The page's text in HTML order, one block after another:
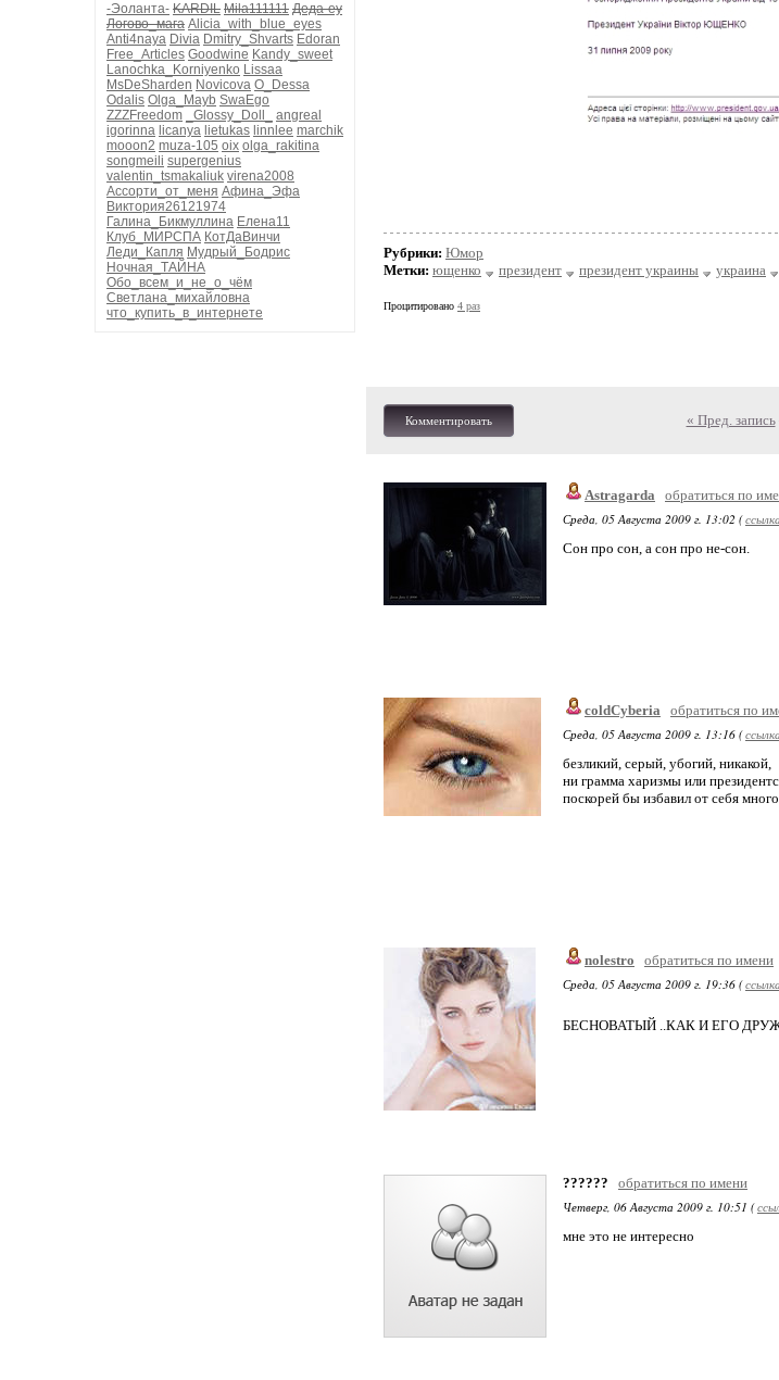
-Эоланта- KARDIL Mila111111 Деда-еу
Логово_мага Alicia_with_blue_eyes
Anti4naya Divia Dmitry_Shvarts Edoran
Free_Articles Goodwine Kandy_sweet
Lanochka_Korniyenko Lissaa
MsDeSharden Novicova O_Dessa
Odalis Olga_Mayb SwaEgo
ZZZFreedom
_Glossy_Doll_
angreal
igorinna licanya lietukas linnlee marchik
mooon2 muza-105 oix olga_rakitina
songmeili supergenius
valentin_tsmakaliuk virena2008
Ассорти_от_меня Афина_Эфа
Виктория26121974
Галина_Бикмуллина Елена11
Клуб_МИРСПА КотДаВинчи
Леди_Капля Мудрый_Бодрис
Ночная_ТАЙНА
Обо_всем_и_не_о_чём
Светлана_михайловна
что_купить_в_интернете
Рубрики: Юмор
Метки: ющенко президент президент украины украина
Процитировано 4 раз
Комментировать « Пред. запись
Astragarda
обратиться по
Среда, 05 Августа 2009 г. 13:02 (ссылка
Сон про сон, а сон про не-сон.
coldCyberia
обратиться по
Среда, 05 Августа 2009 г. 13:16 (ссылка
безликий, серый, убогий, никакой,
ни грамма харизмы или
поскорей бы избавил от себя
nolestro
обратиться по имени
Среда, 05 Августа 2009 г. 19:36 (ссылка
БЕСНОВАТЫЙ ..КАК И ЕГО
??????
обратиться по имени
Четверг, 06 Августа 2009 г. 10:51 (
мне это не интересно